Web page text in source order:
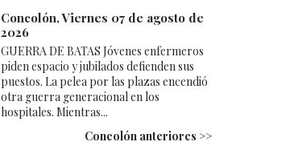
Concolón, Viernes 07 de agosto de
2026
GUERRA DE BATAS Jóvenes enfermeros
piden espacio y jubilados defienden sus
puestos. La pelea por las plazas encendió
otra guerra generacional en los
hospitales. Mientras...
Concolón anteriores >>